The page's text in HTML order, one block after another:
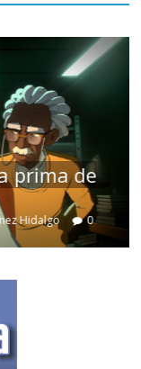
prima de
Hidalgo 0